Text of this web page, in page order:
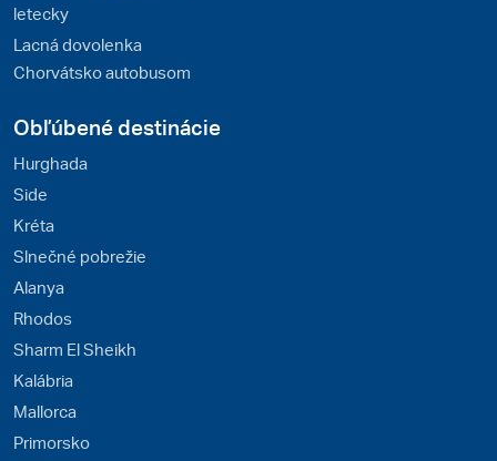
letecky
Lacná dovolenka
Chorvátsko autobusom
Obľúbené destinácie
Hurghada
Side
Kréta
Slnečné pobrežie
Alanya
Rhodos
Sharm El Sheikh
Kalábria
Mallorca
Primorsko